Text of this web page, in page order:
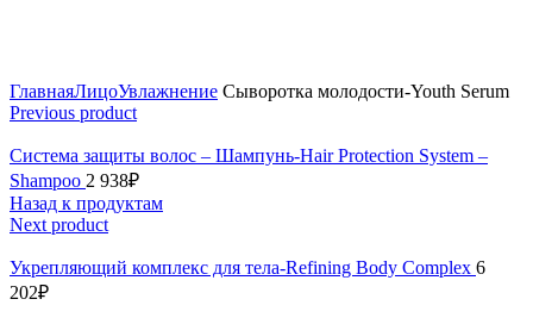
ГлавнаяЛицоУвлажнение Сыворотка молодости-Youth Serum
Previous product
Система защиты волос – Шампунь-Hair Protection System –
Shampoo 2 938₽
Назад к продуктам
Next product
Укрепляющий комплекс для тела-Refining Body Complex 6
202₽